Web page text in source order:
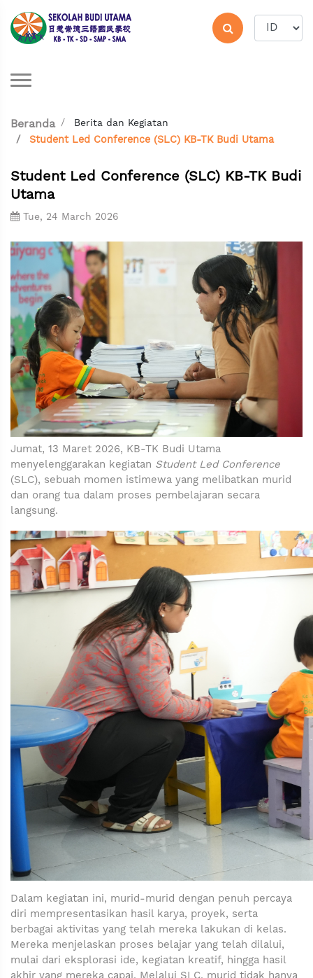
Beranda
Berita dan Kegiatan
Student Led Conference (SLC) KB-TK Budi Utama
Student Led Conference (SLC) KB-TK Budi
Utama
Tue, 24 March 2026
Jumat, 13 Maret 2026, KB-TK Budi Utama
menyelenggarakan kegiatan Student Led Conference
(SLC), sebuah momen istimewa yang melibatkan murid
dan orang tua dalam proses pembelajaran secara
langsung.
Dalam kegiatan ini, murid-murid dengan penuh percaya
diri mempresentasikan hasil karya, proyek, serta
berbagai aktivitas yang telah mereka lakukan di kelas.
Mereka menjelaskan proses belajar yang telah dilalui,
mulai dari eksplorasi ide, kegiatan kreatif, hingga hasil